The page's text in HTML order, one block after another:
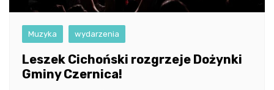
Muzyka wydarzenia
Leszek Cichoński rozgrzeje Dożynki
Gminy Czernica!